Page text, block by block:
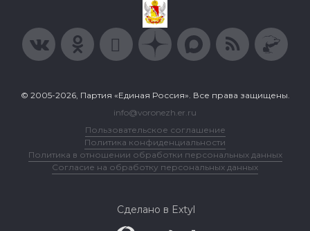
© 2005-2026, Партия «Единая Россия». Все права защищены.
info@voronezh.er.ru
Пользовательское соглашение
Политика конфиденциальности
Политика в отношении обработки персональных данных
Согласие на обработку персональных данных
Сделано в Extyl